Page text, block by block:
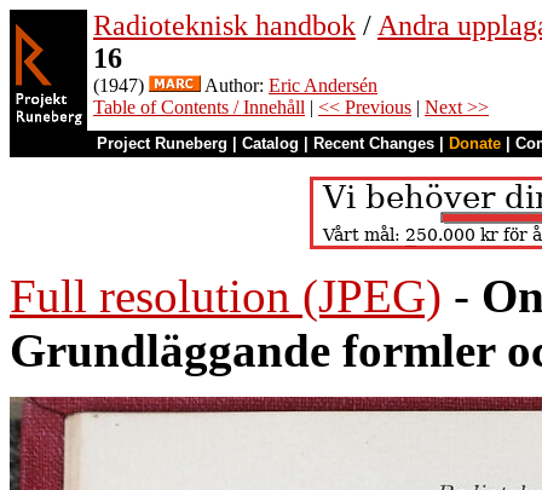
Radioteknisk handbok / Andra
16
(1947) Author: Eric Andersén
Table of Contents / Innehåll | << Previous | Next >>
Project Runeberg Catalog Recent Changes Donate
Full resolution (JPEG) -
Grundläggande formler